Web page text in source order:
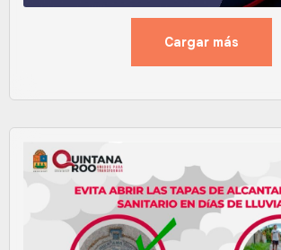
Cargar más